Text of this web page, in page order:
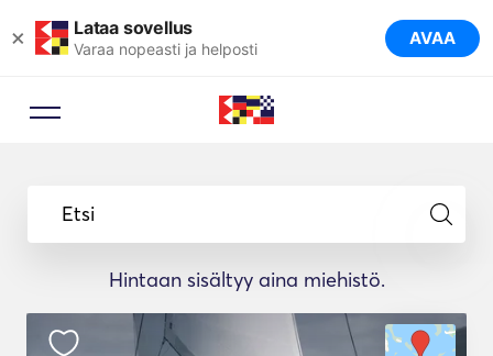
× Lataa sovellus
Varaa nopeasti ja helposti AVAA
Etsi
Hintaan sisältyy aina miehistö.